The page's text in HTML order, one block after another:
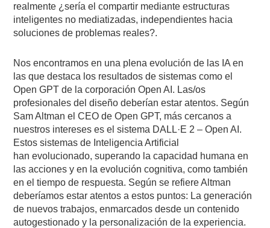
realmente ¿sería el compartir mediante estructuras
inteligentes no mediatizadas, independientes hacia
soluciones de problemas reales?.
Nos encontramos en una plena evolución de las IA en
las que destaca los resultados de sistemas como el
Open GPT de la corporación Open AI. Las/os
profesionales del diseño deberían estar atentos. Según
Sam Altman el CEO de Open GPT, más cercanos a
nuestros intereses es el sistema DALL·E 2 – Open AI.
Estos sistemas de Inteligencia Artificial
han evolucionado, superando la capacidad humana en
las acciones y en la evolución cognitiva, como también
en el tiempo de respuesta. Según se refiere Altman
deberíamos estar atentos a estos puntos: La generación
de nuevos trabajos, enmarcados desde un contenido
autogestionado y la personalización de la experiencia.